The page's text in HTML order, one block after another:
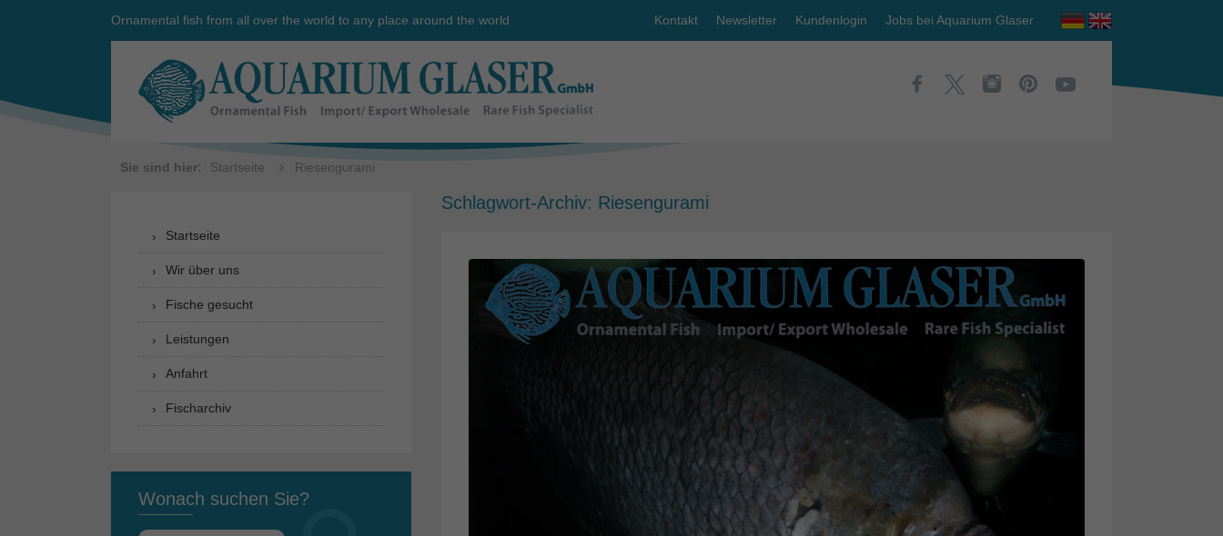
Ornamental fish from all over the world to any place around the world Kontakt Newsletter Kundenlogin Jobs bei Aquarium Glaser
Sie sind hier: Startseite Riesengurami
Schlagwort-Archiv: Riesengurami
Startseite
Wir über uns
Fische gesucht
Leistungen
Anfahrt
Fischarchiv
Wonach suchen Sie?